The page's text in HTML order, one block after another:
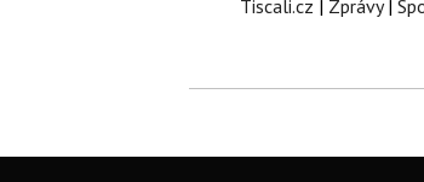
Tiscali.cz | Zprávy|